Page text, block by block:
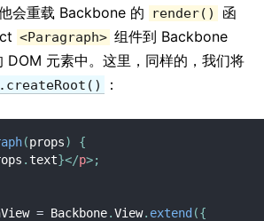
会重载 Backbone 的
render()
函
<Paragraph> 组件到 Backbone
DOM 元素中。这里，同样的，我们将
：
(props)
{
. text}</p>;
= Backbone.View. extend ({